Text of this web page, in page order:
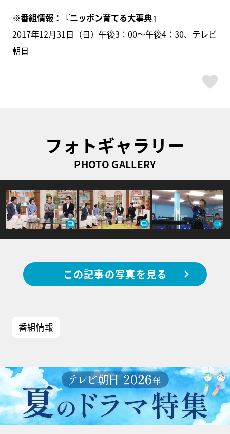
※番組情報：『ニッポン育てる大事典』
2017年12月31日（日）午後3：00～午後4：30、テレビ
朝日
フォトギャラリー
PHOTO GALLERY
この記事の写真を見る
番組情報